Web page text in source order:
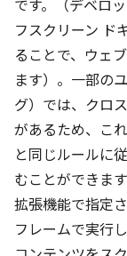
です。（デベロ
フスクリーン ド
ることで、ウェ
ます）。一部の
グ）では、クロ
があるため、こ
と同じルールに
むことができま
拡張機能で指定
フレームで実行